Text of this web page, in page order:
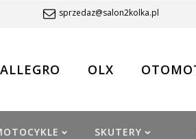
sprzedaz@salon2kolka.pl
ALLEGRO OLX
SKUTERY